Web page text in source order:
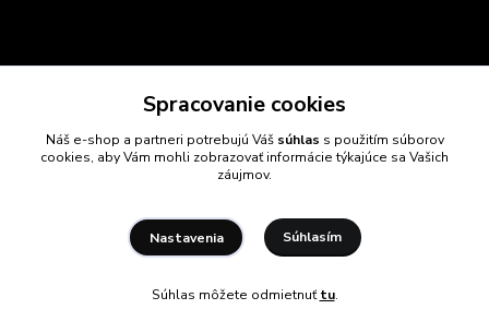
Vytvorené na Eshop-rychlo.sk
Spracovanie cookies
Náš e-shop a partneri potrebujú Váš súhlas s použitím súborov
cookies, aby Vám mohli zobrazovať informácie týkajúce sa Vašich
záujmov.
Nastavenia Súhlasím
Súhlas môžete odmietnuťtu.